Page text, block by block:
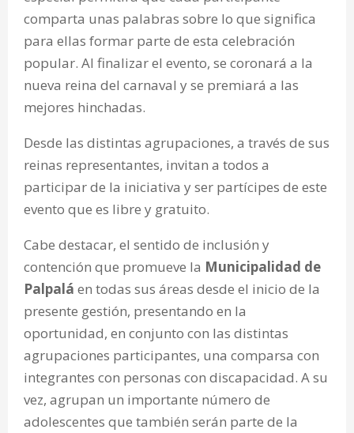
comparta unas palabras sobre lo que significa
para ellas formar parte de esta celebración
popular. Al finalizar el evento, se coronará a la
nueva reina del carnaval y se premiará a las
mejores hinchadas.
Desde las distintas agrupaciones, a través de sus
reinas representantes, invitan a todos a
participar de la iniciativa y ser partícipes de este
evento que es libre y gratuito.
Cabe destacar, el sentido de inclusión y
contención que promueve la Municipalidad de
Palpalá en todas sus áreas desde el inicio de la
presente gestión, presentando en la
oportunidad, en conjunto con las distintas
agrupaciones participantes, una comparsa con
integrantes con personas con discapacidad. A su
vez, agrupan un importante número de
adolescentes que también serán parte de la